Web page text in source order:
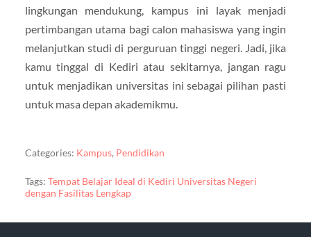
lingkungan mendukung, kampus ini layak menjadi
pertimbangan utama bagi calon mahasiswa yang ingin
melanjutkan studi di perguruan tinggi negeri. Jadi, jika
kamu tinggal di Kediri atau sekitarnya, jangan ragu
untuk menjadikan universitas ini sebagai pilihan pasti
untuk masa depan akademikmu.
Categories: Kampus, Pendidikan
Tags: Tempat Belajar Ideal di Kediri Universitas Negeri
dengan Fasilitas Lengkap